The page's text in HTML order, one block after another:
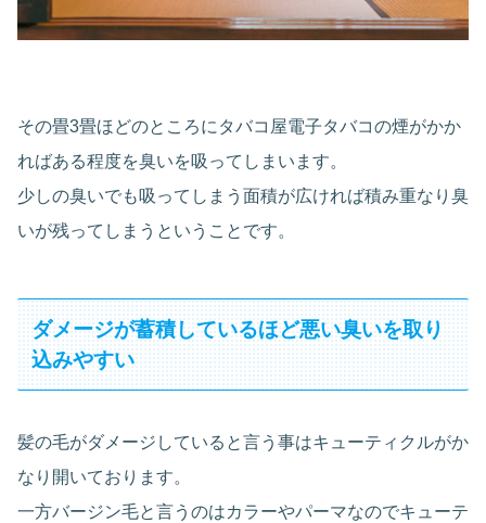
その畳3畳ほどのところにタバコ屋電子タバコの煙がかか
ればある程度を臭いを吸ってしまいます。
少しの臭いでも吸ってしまう面積が広ければ積み重なり臭
いが残ってしまうということです。
ダメージが蓄積しているほど悪い臭いを取り
込みやすい
髪の毛がダメージしていると言う事はキューティクルがか
なり開いております。
一方バージン毛と言うのはカラーやパーマなのでキューテ